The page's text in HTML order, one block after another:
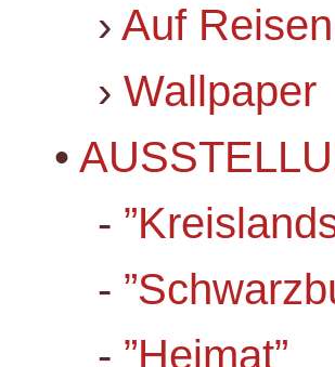
› Auf Reisen
› Wallpaper
•
-
-
- ”Heimat”